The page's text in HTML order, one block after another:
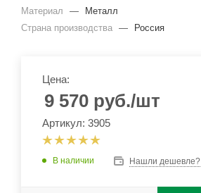
Материал
—
Металл
Страна производства — Россия
Цена:
9 570 руб./шт
Артикул: 3905
В наличии Нашли дешевле?